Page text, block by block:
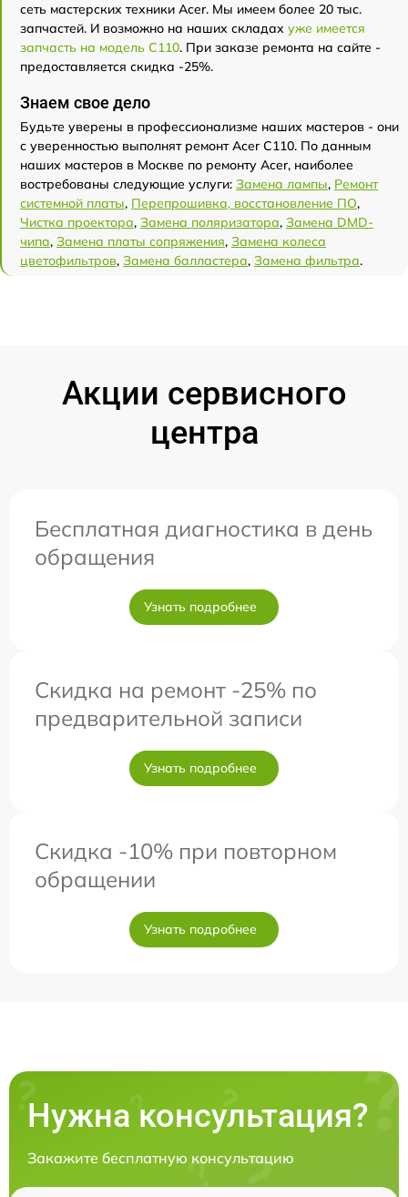
сеть мастерских техники Acer. Мы имеем более 20 тыс.
запчастей. И возможно на наших складах уже имеется
запчасть на модель C110. При заказе ремонта на сайте -
предоставляется скидка -25%.
Знаем свое дело
Будьте уверены в профессионализме наших мастеров - они
с уверенностью выполнят ремонт Acer C110. По данным
наших мастеров в Москве по ремонту Acer, наиболее
востребованы следующие услуги: Замена лампы, Ремонт
системной платы, Перепрошивка, восстановление ПО,
Чистка проектора, Замена поляризатора, Замена DMD-
чипа, Замена платы сопряжения, Замена колеса
цветофильтров, Замена балластера, Замена фильтра.
Акции сервисного
центра
Бесплатная диагностика в день
обращения
Узнать подробнее
Скидка на ремонт -25% по
предварительной записи
Узнать подробнее
Скидка -10% при повторном
обращении
Узнать подробнее
Нужна консультация?
Закажите бесплатную консультацию